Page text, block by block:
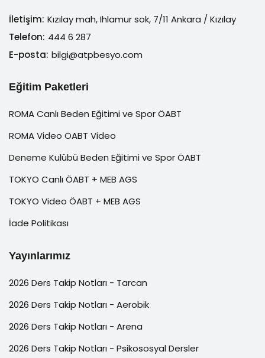
İletişim: Kızılay mah, Ihlamur sok, 7/11 Ankara / Kızılay
Telefon: 444 6 287
E-posta: bilgi@atpbesyo.com
Eğitim Paketleri
ROMA Canlı Beden Eğitimi ve Spor ÖABT
ROMA Video ÖABT Video
Deneme Kulübü Beden Eğitimi ve Spor ÖABT
TOKYO Canlı ÖABT + MEB AGS
TOKYO Video ÖABT + MEB AGS
İade Politikası
Yayınlarımız
2026 Ders Takip Notları - Tarcan
2026 Ders Takip Notları - Aerobik
2026 Ders Takip Notları - Arena
2026 Ders Takip Notları - Psikososyal Dersler